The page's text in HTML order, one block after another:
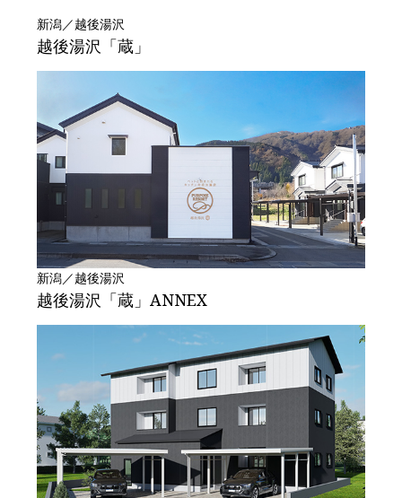
新潟／越後湯沢
越後湯沢「蔵」
新潟／越後湯沢
越後湯沢「蔵」ANNEX